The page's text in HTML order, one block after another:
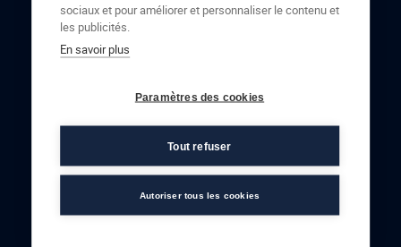
RESTONS EN CONTACT
sociaux et pour améliorer et personnaliser le contenu et
les publicités.
En savoir plus
Paramètres des cookies
Tout refuser
Autoriser tous les cookies